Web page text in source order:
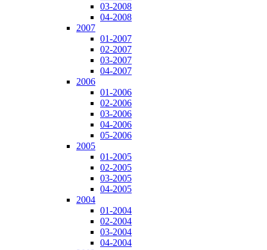
03-2008
04-2008
2007
01-2007
02-2007
03-2007
04-2007
2006
01-2006
02-2006
03-2006
04-2006
05-2006
2005
01-2005
02-2005
03-2005
04-2005
2004
01-2004
02-2004
03-2004
04-2004